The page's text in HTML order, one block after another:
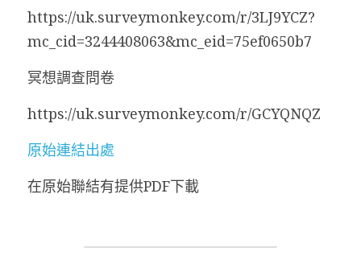
https://uk.surveymonkey.com/r/3LJ9YCZ?
mc_cid=3244408063&mc_eid=75ef0650b7
冥想調查問卷
https://uk.surveymonkey.com/r/GCYQNQZ
原始連結出處
在原始聯結有提供PDF下載